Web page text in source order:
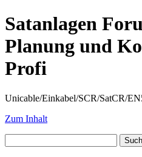
Satanlagen
Planung und
Profi
Unicable/Einkabel/SCR/SatCR/
Zum Inhalt